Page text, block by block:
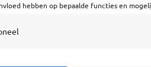
hebben op bepaalde functies en